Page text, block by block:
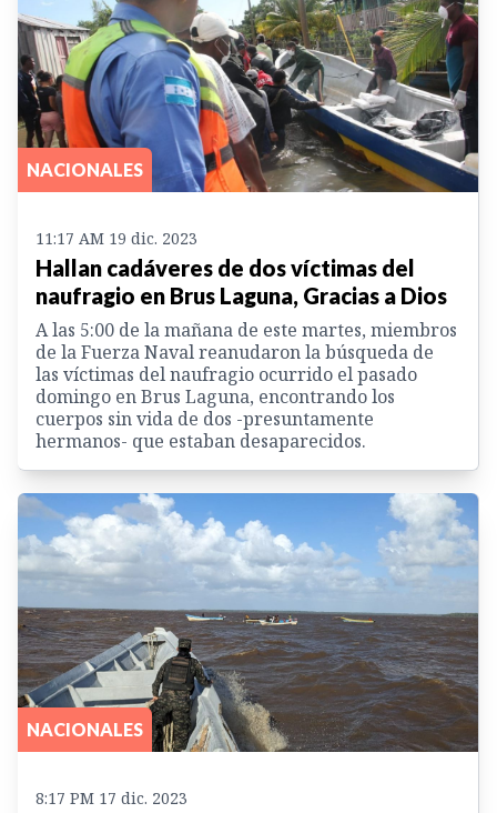
NACIONALES
11:17 AM 19 dic. 2023
Hallan cadáveres de dos víctimas del
naufragio en Brus Laguna, Gracias a Dios
A las 5:00 de la mañana de este martes, miembros
de la Fuerza Naval reanudaron la búsqueda de
las víctimas del naufragio ocurrido el pasado
domingo en Brus Laguna, encontrando los
cuerpos sin vida de dos -presuntamente
hermanos- que estaban desaparecidos.
NACIONALES
8:17 PM 17 dic. 2023